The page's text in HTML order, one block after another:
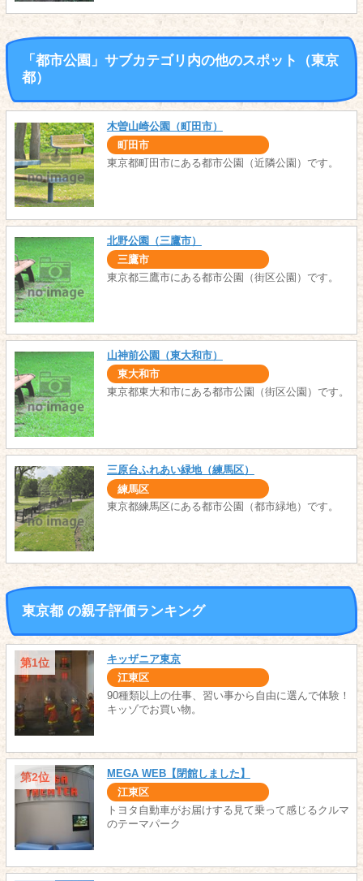
「都市公園」サブカテゴリ内の他のスポット（東京
都）
木曽山崎公園（町田市）
町田市
東京都町田市にある都市公園（近隣公園）です。
北野公園（三鷹市）
三鷹市
東京都三鷹市にある都市公園（街区公園）です。
山神前公園（東大和市）
東大和市
東京都東大和市にある都市公園（街区公園）です。
三原台ふれあい緑地（練馬区）
練馬区
東京都練馬区にある都市公園（都市緑地）です。
東京都 の親子評価ランキング
第1位 キッザニア東京
江東区
90種類以上の仕事、習い事から自由に選んで体験！
キッゾでお買い物。
第2位 MEGA WEB【閉館しました】
江東区
トヨタ自動車がお届けする見て乗って感じるクルマ
のテーマパーク